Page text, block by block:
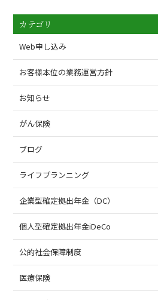
カテゴリ
Web申し込み
お客様本位の業務運営方針
お知らせ
がん保険
ブログ
ライフプランニング
企業型確定拠出年金（DC）
個人型確定拠出年金iDeCo
公的社会保障制度
医療保険